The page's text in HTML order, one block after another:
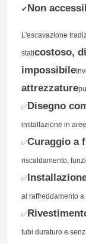
✔Non
L'escavazione
staticostoso,
impossibile
attrezzature
✅Disegno
installazione in
✅Curaggio a
riscaldamento,
✅
al raffreddamento a
✅
tubi duraturo e